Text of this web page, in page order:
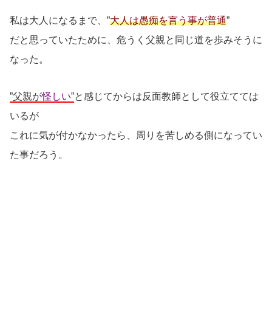
私は大人になるまで、”大人は愚痴を言う事が普通”
だと思っていたために、危うく父親と同じ道を歩みそうに
なった。
”父親が怪しい”と感じてからは反面教師として役立てては
いるが
これに気が付かなかったら、周りを苦しめる側になってい
た事だろう。